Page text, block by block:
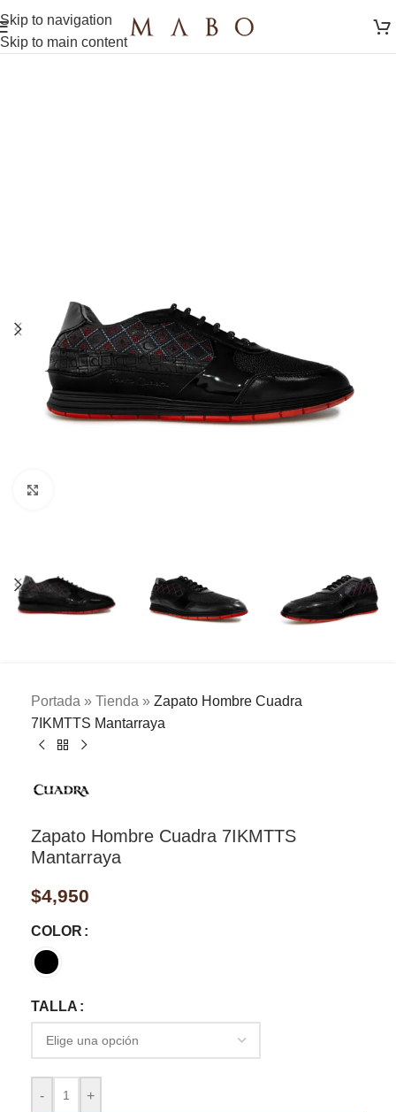
Skip to navigation
Skip to main content
Portada » Tienda » Zapato Hombre Cuadra
7IKMTTS Mantarraya
Zapato Hombre Cuadra 7IKMTTS
Mantarraya
$4,950
COLOR
TALLA
- +